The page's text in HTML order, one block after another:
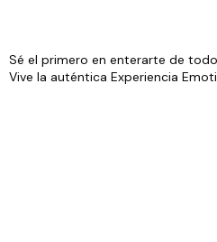
Sé el primero en enterarte de
Vive la auténtica Experiencia